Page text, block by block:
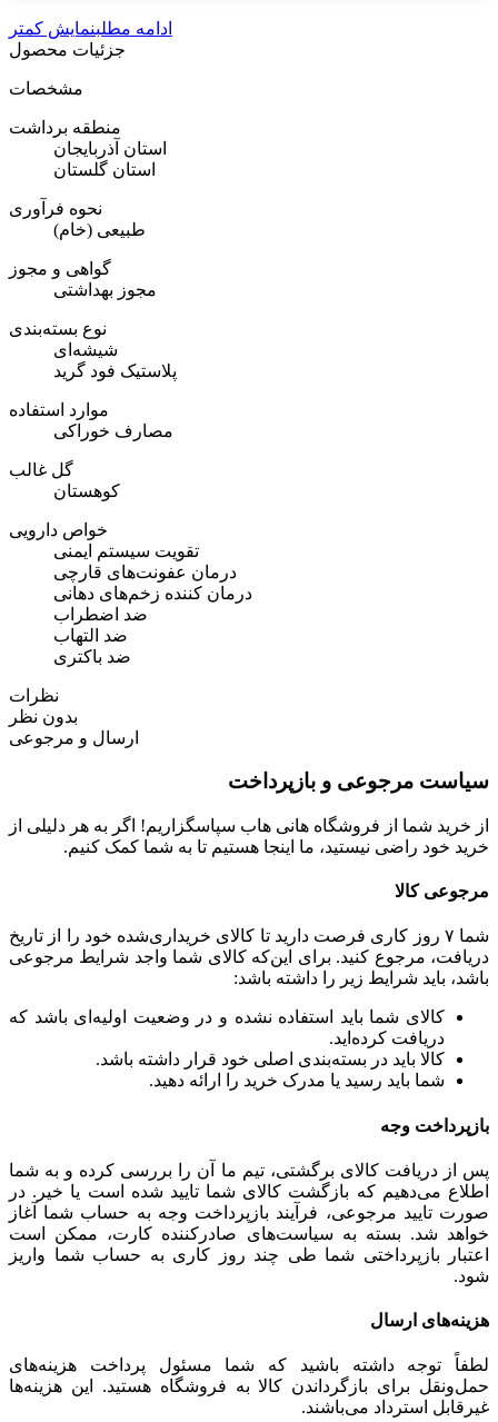
ادامه مطلبنمایش کمتر
جزئیات محصول
مشخصات
منطقه برداشت
استان آذربایجان
استان گلستان
نحوه فرآوری
طبیعی (خام)
گواهی و مجوز
مجوز بهداشتی
نوع بسته‌بندی
شیشه‌ای
پلاستیک فود گرید
موارد استفاده
مصارف خوراکی
گل غالب
کوهستان
خواص دارویی
تقویت سیستم ایمنی
درمان عفونت‌های قارچی
درمان کننده زخم‌های دهانی
ضد اضطراب
ضد التهاب
ضد باکتری
نظرات
بدون نظر
ارسال و مرجوعی
سیاست مرجوعی و بازپرداخت
از خرید شما از فروشگاه هانی هاب سپاسگزاریم! اگر به هر دلیلی از
خرید خود راضی نیستید، ما اینجا هستیم تا به شما کمک کنیم.
مرجوعی کالا
شما ۷ روز کاری فرصت دارید تا کالای خریداری‌شده خود را از تاریخ
دریافت، مرجوع کنید. برای این‌که کالای شما واجد شرایط مرجوعی
باشد، باید شرایط زیر را داشته باشد:
کالای شما باید استفاده نشده و در وضعیت اولیه‌ای باشد که
دریافت کرده‌اید.
کالا باید در بسته‌بندی اصلی خود قرار داشته باشد.
شما باید رسید یا مدرک خرید را ارائه دهید.
بازپرداخت وجه
پس از دریافت کالای برگشتی، تیم ما آن را بررسی کرده و به شما
اطلاع می‌دهیم که بازگشت کالای شما تایید شده است یا خیر. در
صورت تایید مرجوعی، فرآیند بازپرداخت وجه به حساب شما آغاز
خواهد شد. بسته به سیاست‌های صادرکننده کارت، ممکن است
اعتبار بازپرداختی شما طی چند روز کاری به حساب شما واریز
شود.
هزینه‌های ارسال
لطفاً توجه داشته باشید که شما مسئول پرداخت هزینه‌های
حمل‌ونقل برای بازگرداندن کالا به فروشگاه هستید. این هزینه‌ها
غیرقابل استرداد می‌باشند.